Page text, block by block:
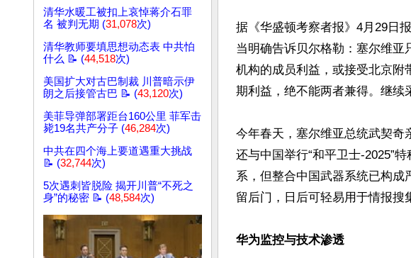
清华水暖工被扣上哀悼蒋介石罪
名 被判无期 (31,078次)
清华教师要填思想动态表 中共怕
什么 📝 (44,518次)
美国扩大对古巴制裁 川普暗示伊
朗之后接管古巴 📝 (43,120次)
美菲导弹部署距台160公里 菲军击
毙19名共产分子 (46,284次)
中共在四个海上要道遇重大挑战
📝 (32,744次)
5次遇刺皆脱险 揭开川普“不死之
身”的秘密 📝 (48,584次)
据《华盛顿考察者报》4月29日
当明确告诉贝尔格勒：塞尔维
机构的成员利益，或接受北京附
期利益，绝不能两者兼得。继续
今年春天，塞尔维亚总统武契奇
还与中国举行“和平卫士-2025”
系，但整合中国武器系统已构
留后门，日后可轻易用于情报搜
华为监控与技术渗透